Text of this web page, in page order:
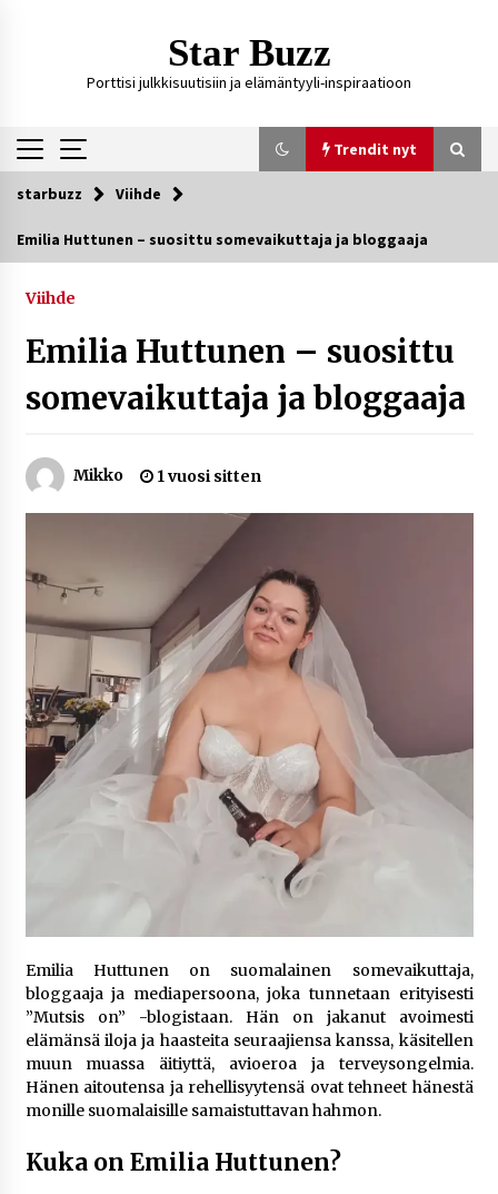
Star Buzz
Porttisi julkkisuutisiin ja elämäntyyli-inspiraatioon
Trendit nyt
Trendit nyt
5 päivää sitten
Matti Koivisto toimittaja ikä – mitä Ylen
6 päivää sitten
Netflix, YouTube, TikTok, pelit ja nettikasinot
osana samaa ilmiötä
1 viikko sitten
Jaakko Selin puoliso Simo – pitkä
rakkaustarina, elämäntyö ja ura
2 viikkoa sitten
Näin pikakasinot nopeuttavat kotiutuksia
modernin maksuteknologian avulla
2 viikkoa sitten
Nina Rung – rikollisuuden tutkija ja väkivallan
ehkäisyn näkyvä ääni
Pia Töyli – tapaus, joka jäi osaksi Suomen
rikoshistoriaa
3 viikkoa sitten
Online-kasinoiden mobiilipelialustojen kehitys
– asiantuntijalausunto
starbuzz Viihde
Emilia Huttunen – suosittu somevaikuttaja ja bloggaaja
Viihde
Emilia Huttunen – suosittu
somevaikuttaja ja bloggaaja
Mikko 1 vuosi sitten
Emilia Huttunen on suomalainen somevaikuttaja,
bloggaaja ja mediapersoona, joka tunnetaan erityisesti
”Mutsis on” -blogistaan. Hän on jakanut avoimesti
elämänsä iloja ja haasteita seuraajiensa kanssa, käsitellen
muun muassa äitiyttä, avioeroa ja terveysongelmia.
Hänen aitoutensa ja rehellisyytensä ovat tehneet hänestä
monille suomalaisille samaistuttavan hahmon.
Kuka on Emilia Huttunen?